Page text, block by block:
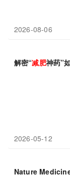
2026-08-06
解密“减肥神药”
2026-05-12
Nature